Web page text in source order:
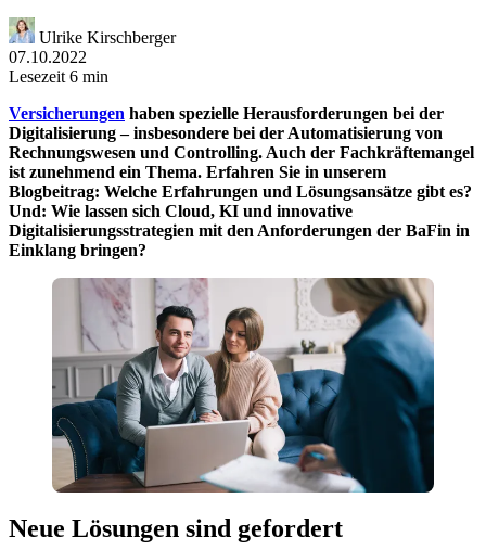
Ulrike Kirschberger
07.10.2022
Lesezeit 6 min
Versicherungen haben spezielle Herausforderungen bei der
Digitalisierung – insbesondere bei der Automatisierung von
Rechnungswesen und Controlling. Auch der Fachkräftemangel
ist zunehmend ein Thema. Erfahren Sie in unserem
Blogbeitrag: Welche Erfahrungen und Lösungsansätze gibt es?
Und: Wie lassen sich Cloud, KI und innovative
Digitalisierungsstrategien mit den Anforderungen der BaFin in
Einklang bringen?
Neue Lösungen sind gefordert